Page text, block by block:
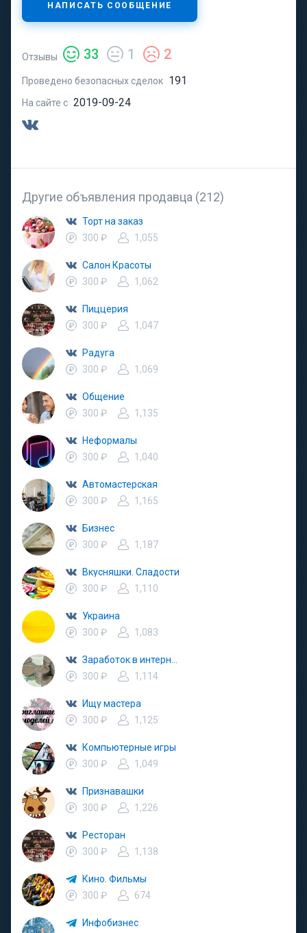
НАПИСАТЬ СООБЩЕНИЕ
Отзывы 33 1 2
Проведено безопасных сделок 191
На сайте с 2019-09-24
Другие объявления продавца (212)
Торт на заказ
300 ₽
1,055
Салон Красоты
300 ₽
1,062
Пиццерия
300 ₽
1,047
Радуга
300 ₽
1,069
Общение
300 ₽
1,135
Неформалы
300 ₽
1,040
Автомастерская
300 ₽
1,165
Бизнес
300 ₽
1,187
Вкусняшки. Сладости
300 ₽
1,110
Украина
300 ₽
1,083
300 ₽
1,114
Ищу мастера
300 ₽
1,125
Компьютерные игры
300 ₽
1,049
Признавашки
300 ₽
1,226
Ресторан
300 ₽
1,138
Кино. Фильмы
300 ₽
674
Инфобизнес